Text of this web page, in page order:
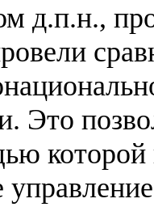
д.п.н.,
Это
которой